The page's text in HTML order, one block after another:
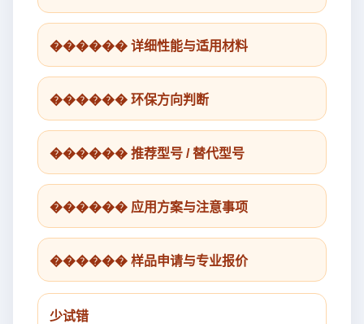
������ 详细性能与适用材料
������ 环保方向判断
������ 推荐型号 / 替代型号
������ 应用方案与注意事项
������ 样品申请与专业报价
少试错